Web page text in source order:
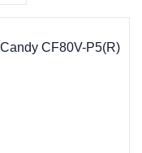
CF80V-P5(R)